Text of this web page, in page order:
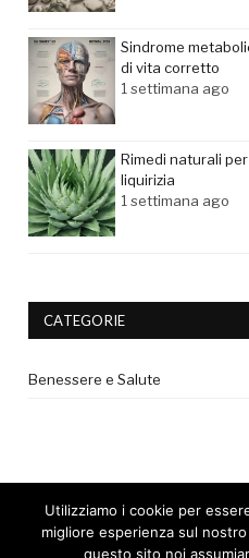
Sindrome
di vita corretto
1 settimana ago
Rimedi naturali
liquirizia
1 settimana ago
CATEGORIE
Benessere e Salute
Utilizziamo i cookie per
migliore esperienza sul
questo sito noi